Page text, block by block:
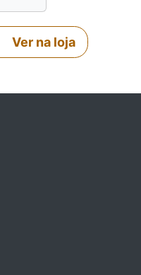
Ver na loja